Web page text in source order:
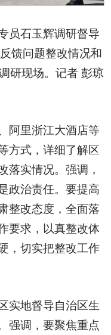
员石玉辉调研督导
馈问题整改情况和
研现场。记者 彭琼
阿里浙江大酒店等
方式，详细了解区
落实情况。强调，
政治责任。要提高
整改态度，全面落
要求，以真整改体
，切实把整改工作
实地督导自治区生
强调，要聚焦重点